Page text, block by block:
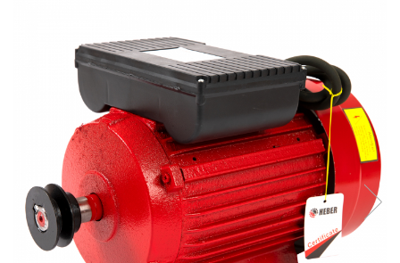
Motopompe
Hidrofoare
Hidrofor cu pompa submersibila
Pompe de stropit
Pompe de stropit electrice
Pompe de stropit manuale
Atomizoare
Mori electrice